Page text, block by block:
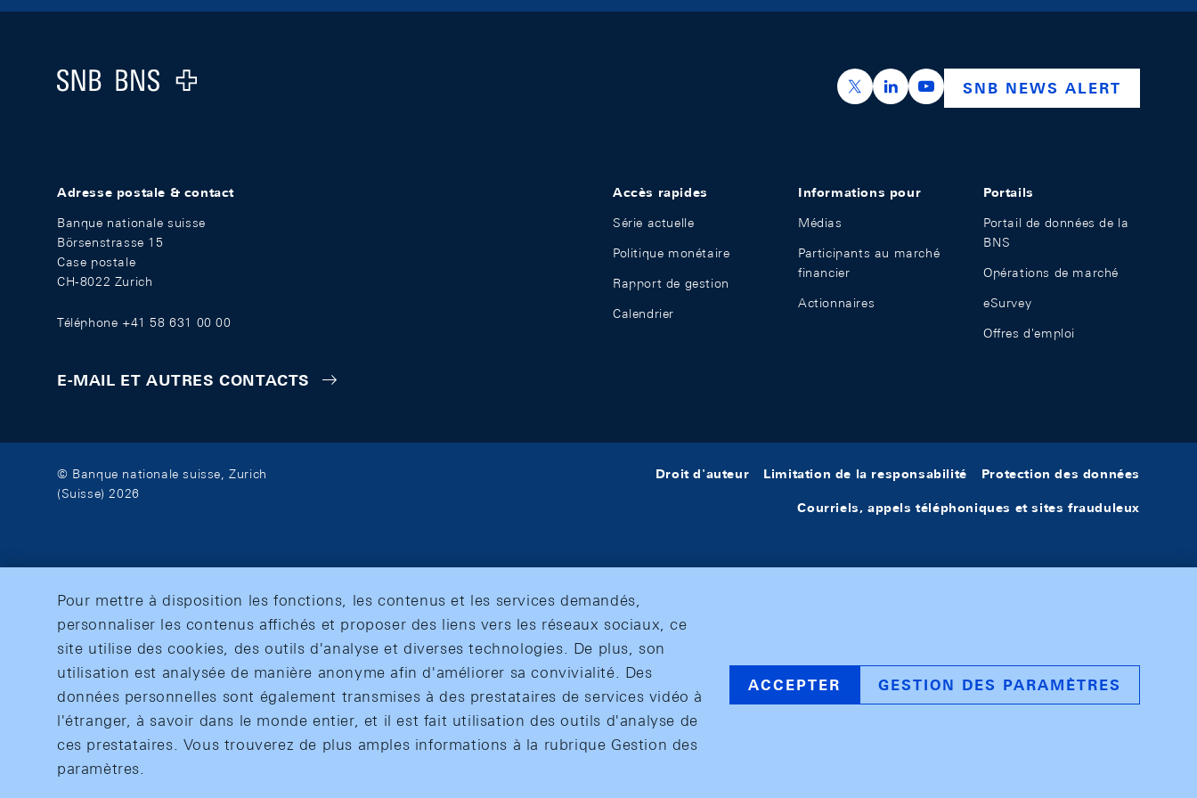
Logo
https://x.com/snb_bns
https://ch.linkedin.com/company/swiss-
https://www.youtube.com/
SNB NEWS ALERT
Adresse postale & contact
Banque nationale suisse
Börsenstrasse 15
Case postale
CH-8022 Zurich
Téléphone +41 58 631 00 00
E-MAIL ET AUTRES CONTACTS
Accès rapides
Série actuelle
Politique monétaire
Rapport de gestion
Calendrier
Informations pour
Médias
Participants au marché
financier
Actionnaires
Portails
Portail de données de la
BNS
Opérations de marché
eSurvey
Offres d'emploi
© Banque nationale suisse, Zurich
(Suisse) 2026
Droit d'auteur Limitation de la responsabilité Protection des données
Courriels, appels téléphoniques et sites frauduleux
Pour mettre à disposition les fonctions, les contenus et les services demandés,
personnaliser les contenus affichés et proposer des liens vers les réseaux sociaux, ce
site utilise des cookies, des outils d'analyse et diverses technologies. De plus, son
utilisation est analysée de manière anonyme afin d'améliorer sa convivialité. Des
données personnelles sont également transmises à des prestataires de services vidéo à
l'étranger, à savoir dans le monde entier, et il est fait utilisation des outils d'analyse de
ces prestataires. Vous trouverez de plus amples informations à la rubrique Gestion des
paramètres.
ACCEPTER GESTION DES PARAMÈTRES